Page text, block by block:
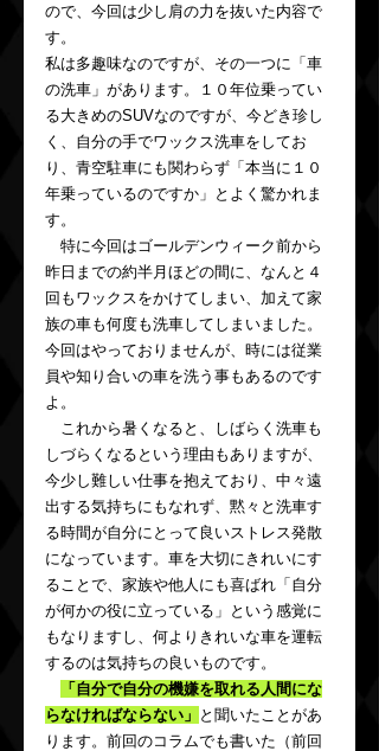
ので、今回は少し肩の力を抜いた内容で
す。
私は多趣味なのですが、その一つに「車
の洗車」があります。１０年位乗ってい
る大きめのSUVなのですが、今どき珍し
く、自分の手でワックス洗車をしてお
り、青空駐車にも関わらず「本当に１０
年乗っているのですか」とよく驚かれま
す。
特に今回はゴールデンウィーク前から
昨日までの約半月ほどの間に、なんと４
回もワックスをかけてしまい、加えて家
族の車も何度も洗車してしまいました。
今回はやっておりませんが、時には従業
員や知り合いの車を洗う事もあるのです
よ。
これから暑くなると、しばらく洗車も
しづらくなるという理由もありますが、
今少し難しい仕事を抱えており、中々遠
出する気持ちにもなれず、黙々と洗車す
る時間が自分にとって良いストレス発散
になっています。車を大切にきれいにす
ることで、家族や他人にも喜ばれ「自分
が何かの役に立っている」という感覚に
もなりますし、何よりきれいな車を運転
するのは気持ちの良いものです。
「自分で自分の機嫌を取れる人間にな
らなければならない」 と聞いたことがあ
ります。前回のコラムでも書いた（前回